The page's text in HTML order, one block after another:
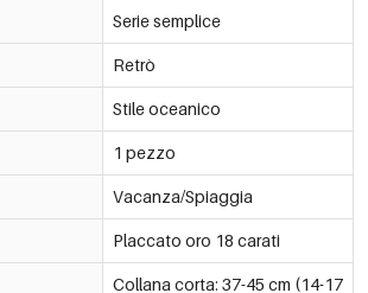
Serie semplice
Retrò
Stile oceanico
1 pezzo
Vacanza/Spiaggia
Placcato oro 18 carati
Collana corta: 37-45 cm (14-17